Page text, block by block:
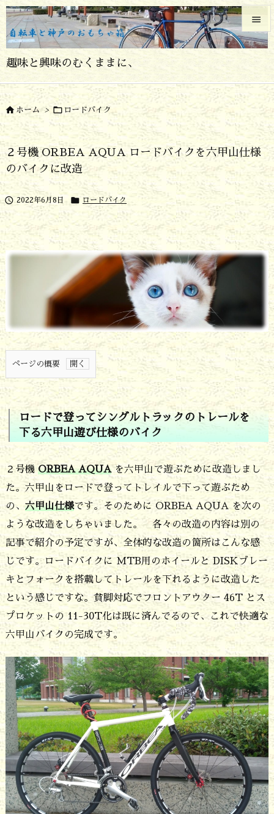
趣味と興味のむくままに、


サイド


次へ

検索
 ホーム >  ロードバイク
２号機 ORBEA AQUA ロードバイクを六甲山仕様
のバイクに改造
 2022年6月8日  ロードバイク
ページの概要
ロ
ー
で
登
っ
て
シ
ン
グ
ル
ト
ラ
ッ
ク
の
ト
レ
ー
ル
ロードで登ってシングルトラックのトレールを
下る六甲山遊び仕様のバイク
２号機 ORBEA AQUAを六甲山で遊ぶために改造しまし
た。六甲山をロードで登ってトレイルで下って遊ぶため
の、 六甲山仕様です。そのために ORBEA AQUA を次の
ような改造をしちゃいました。 各々の改造の内容は別の
記事で紹介の予定ですが、全体的な改造の箇所はこんな感
じです。ロードバイクに MTB用のホイールと DISKブレー
キとフォークを搭載してトレールを下れるように改造した
という感じですな。貧脚対応でフロントアウター 46T とス
プロケットの 11-30T化は既に済んでるので、これで快適な
六甲山バイクの完成です。